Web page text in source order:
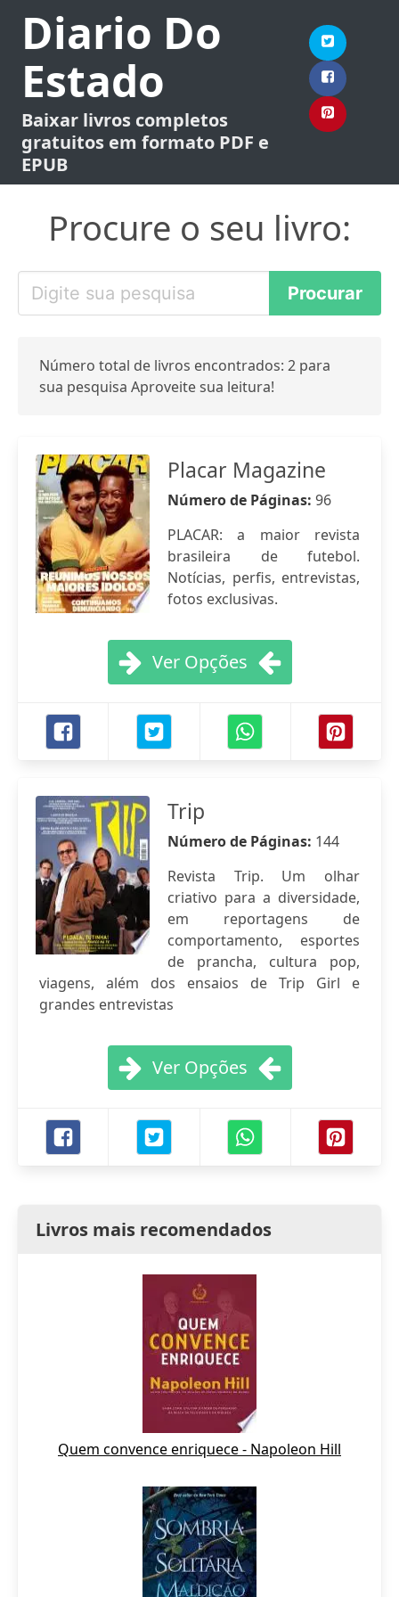
Diario Do
Estado
Baixar livros completos
gratuitos em formato PDF e
EPUB
Procure o seu livro:
Número total de livros encontrados: 2 para
sua pesquisa Aproveite sua leitura!
Placar Magazine
Número de Páginas: 96
PLACAR: a maior revista
brasileira de futebol.
Notícias, perfis, entrevistas,
fotos exclusivas.
Ver Opções
Trip
Número de Páginas: 144
Revista Trip. Um olhar
criativo para a diversidade,
em reportagens de
comportamento, esportes
de prancha, cultura pop,
viagens, além dos ensaios de Trip Girl e
grandes entrevistas
Ver Opções
Livros mais recomendados
Quem convence enriquece - Napoleon Hill